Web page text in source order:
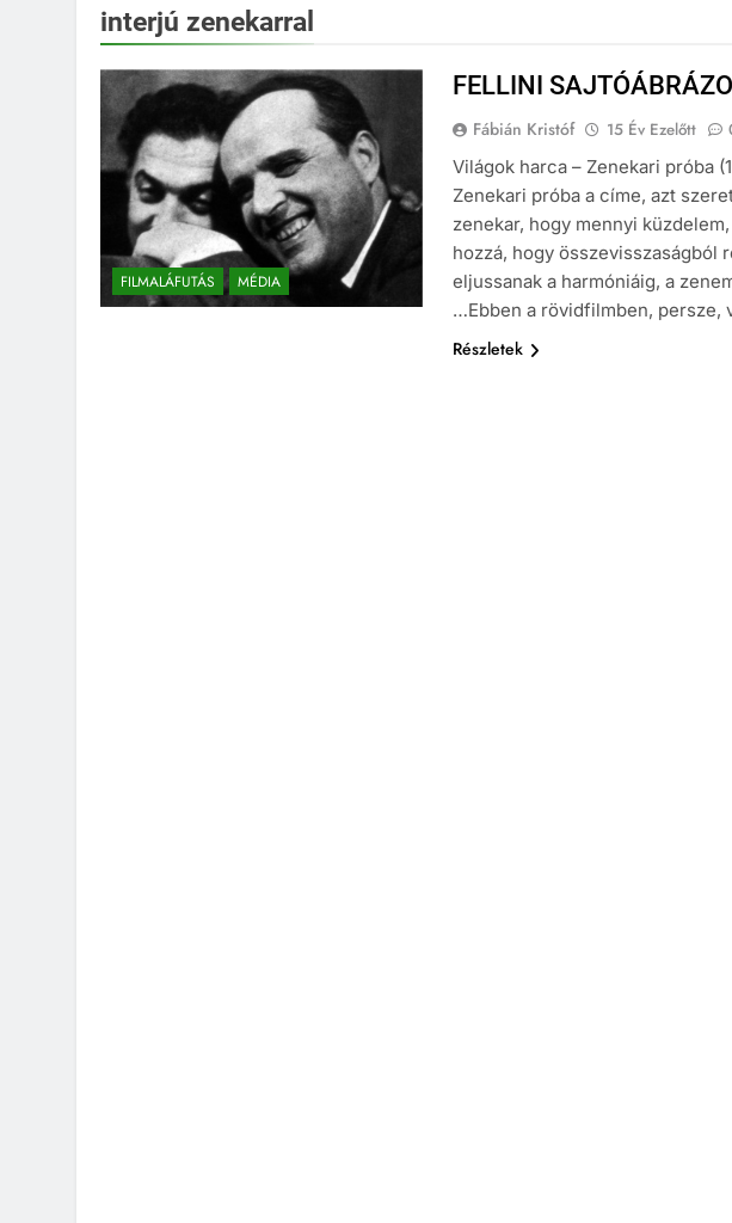
interjú zenekarral
FILMALÁFUTÁS MÉDIA
FELLINI
Fábián Kristóf 15 Év Ezelőtt
Világok harca – Zenekari próba
Zenekari próba a címe, azt
zenekar, hogy mennyi
hozzá, hogy összevisszaságból
eljussanak a harmóniáig, a
…Ebben a rövidfilmben, persze,
Részletek